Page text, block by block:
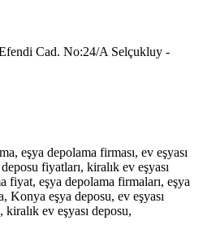
Cad. No:24/A Selçukluy -
eşya depolama firması, ev eşyası
fiyatları, kiralık ev eşyası
fiyat, eşya depolama firmaları, eşya
Konya eşya deposu, ev eşyası
ev eşyası deposu,